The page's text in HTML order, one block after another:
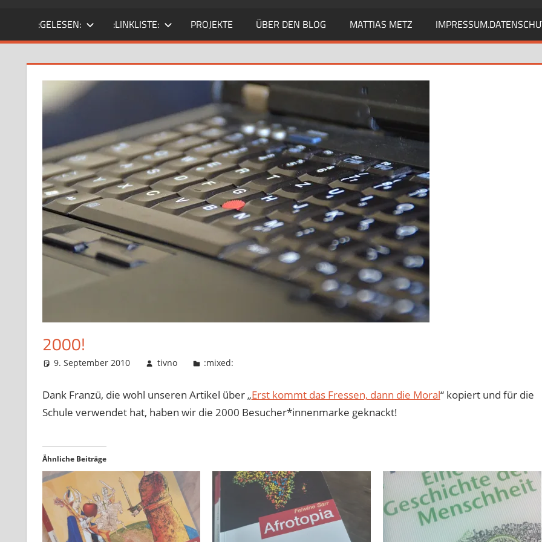
Fan.
Gärtner?
:GELESEN: :LINKLISTE: PROJEKTE ÜBER DEN BLOG MATTIAS METZ
2000!
9. September 2010 tivno :mixed:
Dank Franzü, die wohl unseren Artikel über „Erst kommt das Fressen, dann die Moral“ kopiert und für die
Schule verwendet hat, haben wir die 2000 Besucher*innenmarke geknackt!
Ähnliche Beiträge